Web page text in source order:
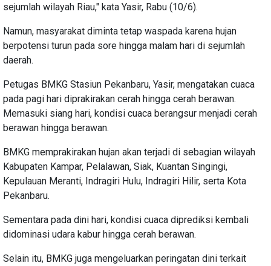
sejumlah wilayah Riau," kata Yasir, Rabu (10/6).
Namun, masyarakat diminta tetap waspada karena hujan
berpotensi turun pada sore hingga malam hari di sejumlah
daerah.
Petugas BMKG Stasiun Pekanbaru, Yasir, mengatakan cuaca
pada pagi hari diprakirakan cerah hingga cerah berawan.
Memasuki siang hari, kondisi cuaca berangsur menjadi cerah
berawan hingga berawan.
BMKG memprakirakan hujan akan terjadi di sebagian wilayah
Kabupaten Kampar, Pelalawan, Siak, Kuantan Singingi,
Kepulauan Meranti, Indragiri Hulu, Indragiri Hilir, serta Kota
Pekanbaru.
Sementara pada dini hari, kondisi cuaca diprediksi kembali
didominasi udara kabur hingga cerah berawan.
Selain itu, BMKG juga mengeluarkan peringatan dini terkait